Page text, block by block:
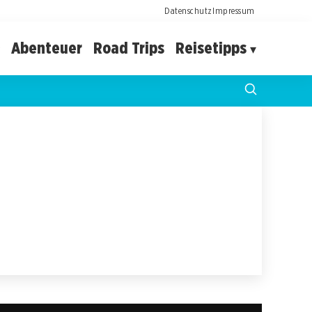
DatenschutzImpressum
Abenteuer Road Trips Reisetipps